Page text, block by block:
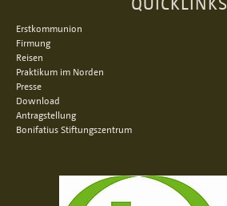
Erstkommunion
Firmung
Reisen
Praktikum im Norden
Presse
Download
Antragstellung
Bonifatius Stiftungszentrum